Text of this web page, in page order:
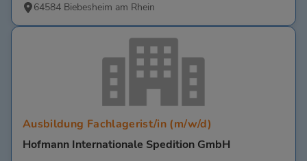
64584 Biebesheim am Rhein
Ausbildung Fachlagerist/in (m/w/d)
Hofmann Internationale Spedition GmbH